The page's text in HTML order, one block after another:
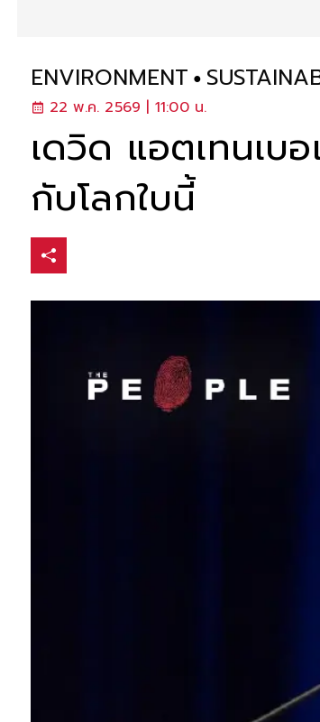
ENVIRONMENT
22 พ.ค. 2569 | 11:00 น.
เดวิด แอตเทนเบ
กับโลกใบนี้